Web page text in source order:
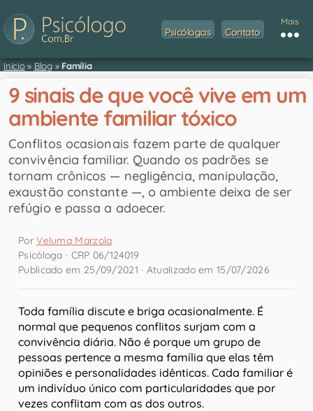
Psicólogas Contato
Mais
Início» Blog» Família
9 sinais de que você vive em um
ambiente familiar tóxico
Conflitos ocasionais fazem parte de qualquer
convivência familiar. Quando os padrões se
tornam crônicos — negligência, manipulação,
exaustão constante —, o ambiente deixa de ser
refúgio e passa a adoecer.
PorVeluma Marzola
Psicóloga · CRP 06/124019
Publicado em 25/09/2021 · Atualizado em 15/07/2026
Toda família discute e briga ocasionalmente. É
normal que pequenos conflitos surjam com a
convivência diária. Não é porque um grupo de
pessoas pertence a mesma família que elas têm
opiniões e personalidades idênticas. Cada familiar é
um indivíduo único com particularidades que por
vezes conflitam com as dos outros.